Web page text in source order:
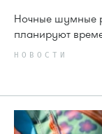
Ночные шумные
планируют
НОВОСТИ